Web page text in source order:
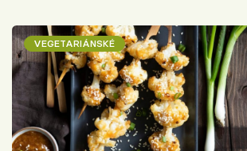
VEGETARIÁNSKÉ